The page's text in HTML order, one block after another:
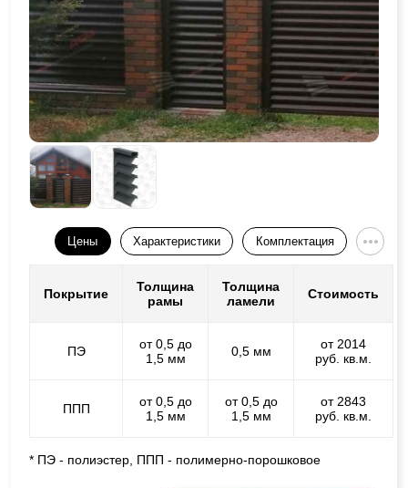
Цены Характеристики Комплектация
Покрытие
Толщина
рамы
Толщина
ламели
Стоимость
ПЭ
от 0,5 до
1,5 мм
0,5 мм
от 2014
руб. кв.м.
ППП
от 0,5 до
1,5 мм
от 0,5 до
1,5 мм
от 2843
руб. кв.м.
* ПЭ - полиэстер, ППП - полимерно-порошковое